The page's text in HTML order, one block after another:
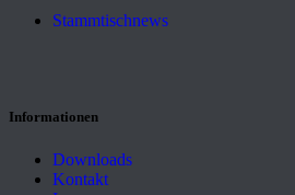
Stammtischnews
Informationen
Downloads
Kontakt